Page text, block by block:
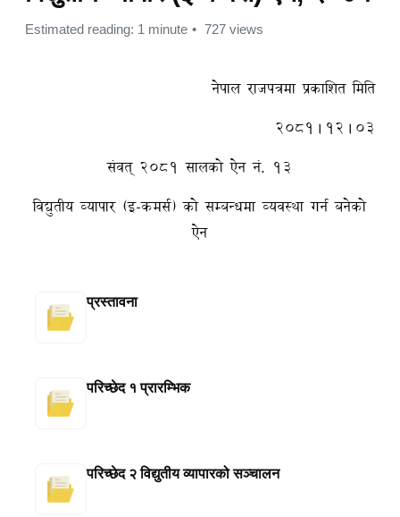
Estimated reading: 1 minute 727 views
नेपाल राजपत्रमा प्रकाशित मिति
२०८१।१२।०३
संवत् २०८१ सालको ऐन नं. १३
विद्युतीय व्यापार (इ-कमर्स) को सम्बन्धमा व्यवस्था गर्न बनेको
ऐन
प्रस्तावना
परिच्छेद १ प्रारम्भिक
परिच्छेद २ विद्युतीय व्यापारको सञ्चालन